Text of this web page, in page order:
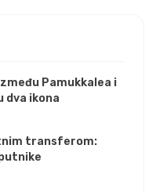
Pamukkalea i
dva ikona
transferom: